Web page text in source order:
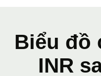
Biểu đồ
INR